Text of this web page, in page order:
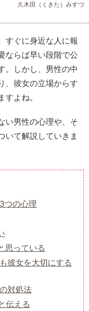
久木田（くきた）みすづ
すぐに身近な人に報
ならば早い段階で公
。しかし、男性の中
、彼女の立場からす
よね。
い男性の心理や、そ
いて解説していきま
つの心理
思っている
彼女を大切にする
対処法
伝える